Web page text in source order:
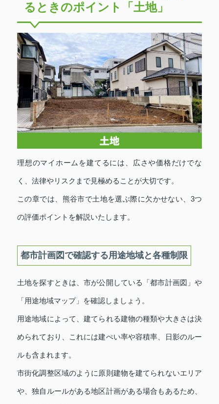
るときのポイント「土地」
理想のマイホームを建てるには、広さや価格だけでな
く、法律やリスクまで見極めることが大切です。
この章では、熊谷市で土地を選ぶ際に欠かせない、3つ
の評価ポイントを解説いたします。
都市計画図で確認する用途地域と各種制限
土地を探すときは、市が公開している「都市計画図」や
「用途地域マップ」を確認しましょう。
用途地域によって、建てられる建物の種類や大きさは決
められており、これには建ぺい率や容積率、日影のルー
ルも含まれます。
市街化調整区域のように原則建物を建てられないエリア
や、独自ルールがある地区計画がある場合もあるため、